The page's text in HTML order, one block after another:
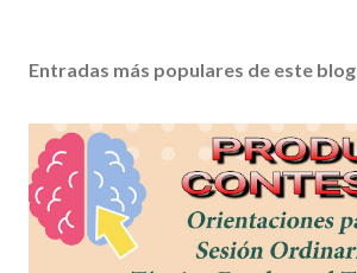
Entradas más populares de este blog